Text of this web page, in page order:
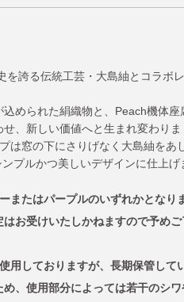
を誇る伝統工芸・大島紬とコラボ
められた絹織物と、Peach機体座
、新しい価値へと生まれ変わりま
は窓の下にさりげなく大島紬をあ
プルかつ美しいデザインに仕上げ
またはパープルのいずれかとなり
お受けいたしかねますので予め
用しておりますが、長期保管して
、使用部分によっては若干のシワ